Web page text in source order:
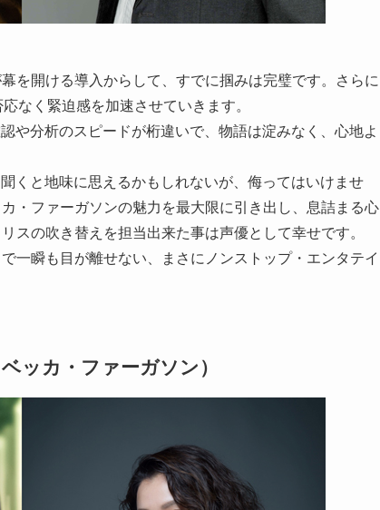
を開ける導入からして、すでに掴みは完璧です。さらに
なく緊迫感を加速させていきます。
や分析のスピードが桁違いで、物語は淀みなく、心地よ
くと地味に思えるかもしれないが、侮ってはいけませ
・ファーガソンの魅力を最大限に引き出し、息詰まる心
の吹き替えを担当出来た事は声優として幸せです。
一瞬も目が離せない、まさにノンストップ・エンタテイ
ッカ・ファーガソン）